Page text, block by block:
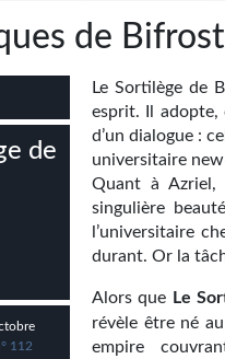
de Bifrost
de
112
Le Sortilège de
esprit. Il adopte,
d’un dialogue :
universitaire
Quant à Azriel,
singulière
l’universitaire
durant. Or la
Alors que Le
révèle être né
empire